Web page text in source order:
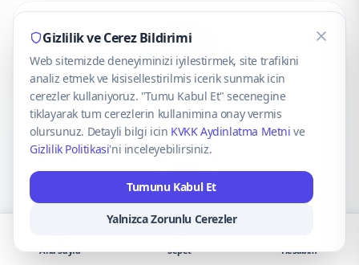
CaseOnn
© 2025 CaseOnn. Tüm hakları saklıdır.
VISA Mastercard
Gizlilik ve Cerez Bildirimi
Web sitemizde deneyiminizi iyilestirmek, site trafikini
analiz etmek ve kisisellestirilmis icerik sunmak icin
cerezler kullaniyoruz. "Tumu Kabul Et" secenegine
tiklayarak tum cerezlerin kullanimina onay vermis
olursunuz. Detayli bilgi icin KVKK Aydinlatma Metni ve
Gizlilik Politikasi'ni inceleyebilirsiniz.
Tumunu Kabul Et
Yalnizca Zorunlu Cerezler
Ana Sayfa Sepet Hesabım